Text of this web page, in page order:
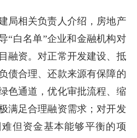
相关负责人介绍，房地产
“白名单”企业和金融机构对
融资。对正常开发建设、抵
债合理、还款来源有保障的
色通道，优化审批流程、缩
满足合理融资需求；对开发
但资金基本能够平衡的项